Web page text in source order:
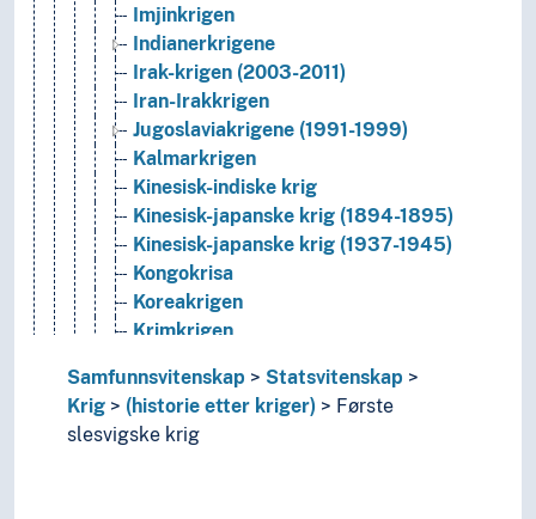
Imjinkrigen
Indianerkrigene
Irak-krigen (2003-2011)
Iran-Irakkrigen
Jugoslaviakrigene (1991-1999)
Kalmarkrigen
Kinesisk-indiske krig
Kinesisk-japanske krig (1894-1895)
Kinesisk-japanske krig (1937-1945)
Kongokrisa
Koreakrigen
Krimkrigen
Napoleonskrigene
Nordiske sjuårskrig (1563-1570)
Opiumskrigene
Samfunnsvitenskap
Statsvitenskap
Krig
(historie etter kriger)
Første
slesvigske krig